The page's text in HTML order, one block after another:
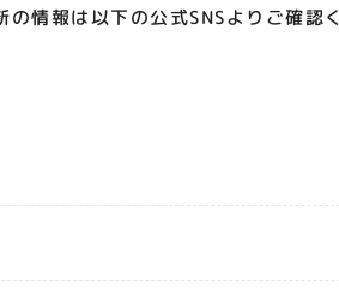
情報は以下の公式SNSよりご確認く